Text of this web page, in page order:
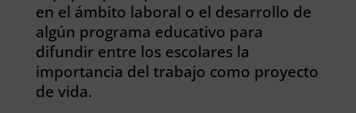
en el ámbito laboral o el desarrollo de
algún programa educativo para
difundir entre los escolares la
importancia del trabajo como proyecto
de vida.